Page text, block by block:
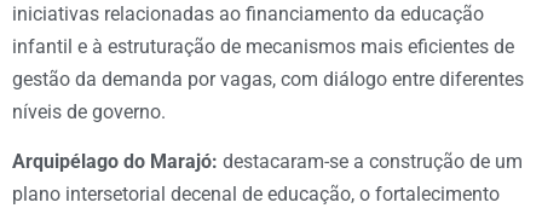
iniciativas relacionadas ao financiamento da educação
infantil e à estruturação de mecanismos mais eficientes de
gestão da demanda por vagas, com diálogo entre diferentes
níveis de governo.
Arquipélago do Marajó: destacaram-se a construção de um
plano intersetorial decenal de educação, o fortalecimento